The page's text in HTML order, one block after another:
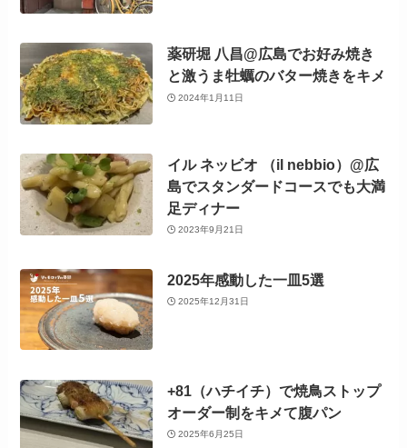
薬研堀 八昌@広島でお好み焼き
と激うま牡蠣のバター焼きをキメ
2024年1月11日
イル ネッビオ （il nebbio）@広
島でスタンダードコースでも大満
足ディナー
2023年9月21日
2025年感動した一皿5選
2025年12月31日
+81（ハチイチ）で焼鳥ストップ
オーダー制をキメて腹パン
2025年6月25日